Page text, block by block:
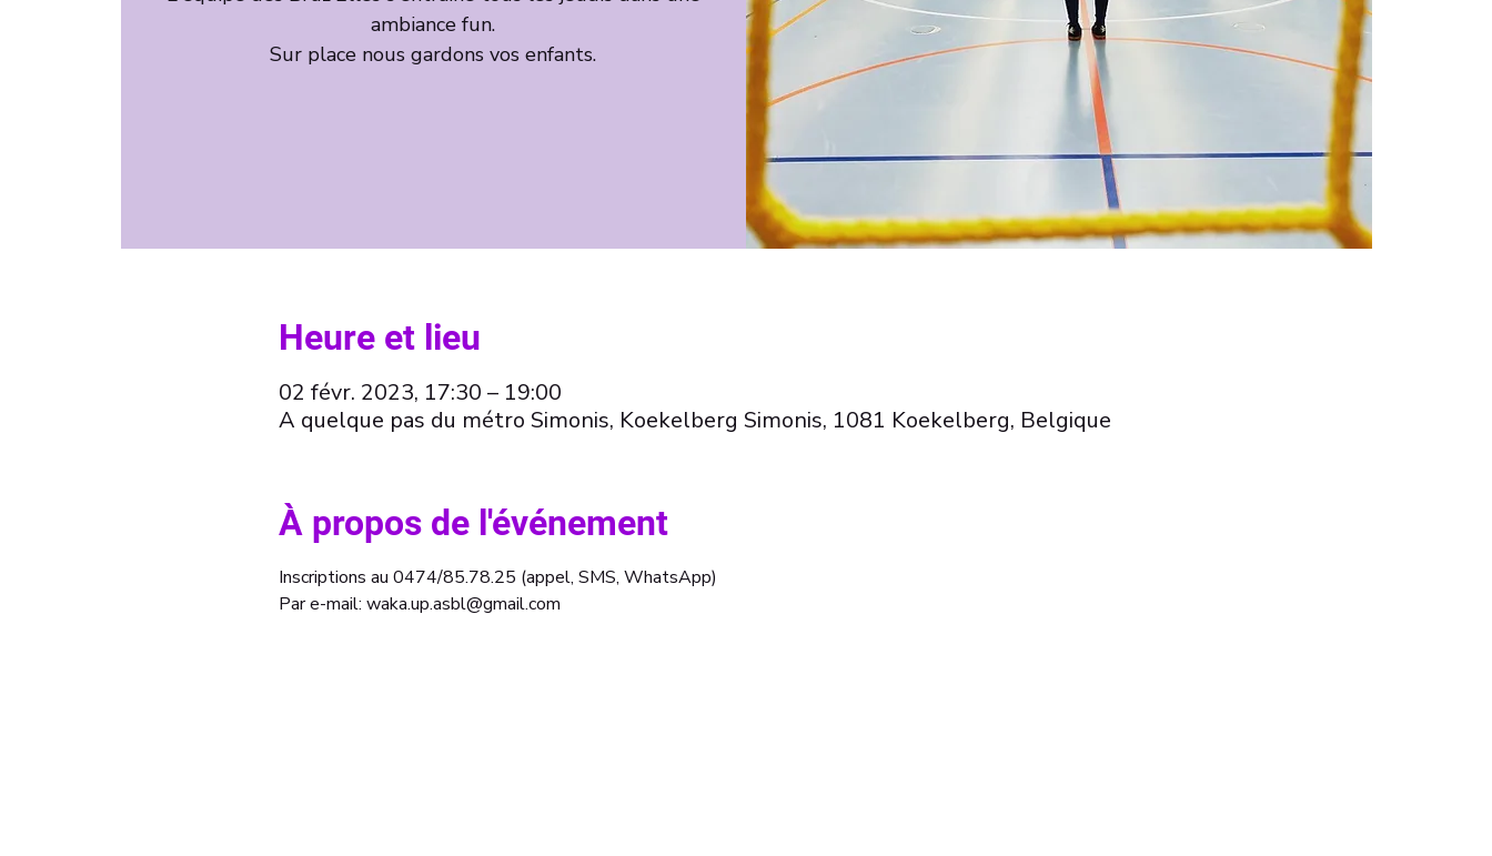
ambiance fun.
Sur place nous gardons vos enfants.
Heure et lieu
02 févr. 2023, 17:30 – 19:00
A quelque pas du métro Simonis, Koekelberg Simonis, 1081 Koekelberg, Belgique
À propos de l'événement
Inscriptions au 0474/85.78.25 (appel, SMS, WhatsApp)
Par e-mail: waka.up.asbl@gmail.com